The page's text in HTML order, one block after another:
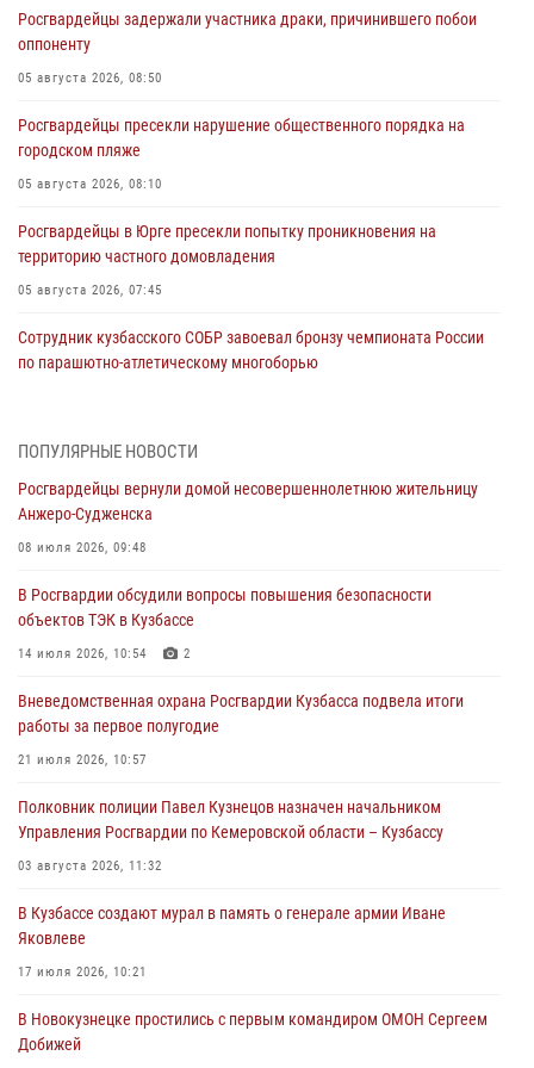
Росгвардейцы задержали участника драки, причинившего побои
оппоненту
05 августа 2026, 08:50
Росгвардейцы пресекли нарушение общественного порядка на
городском пляже
05 августа 2026, 08:10
Росгвардейцы в Юрге пресекли попытку проникновения на
территорию частного домовладения
05 августа 2026, 07:45
Сотрудник кузбасского СОБР завоевал бронзу чемпионата России
по парашютно-атлетическому многоборью
Кузбассовцы высоко оценили качество предоставления
04 августа 2026, 09:42
Росгвардейцы помогли разыскать троих юных путешественников из
04 августа 2026, 08:42
Росгвардейцы задержали нарушителя общественного порядка в
04 августа 2026, 07:41
Кемеровские росгвардейцы пресекли попытку хищения товара
04 августа 2026, 06:32
ПОПУЛЯРНЫЕ НОВОСТИ
Росгвардейцы вернули домой несовершеннолетнюю жительницу
Анжеро-Судженска
08 июля 2026, 09:48
В Росгвардии обсудили вопросы повышения безопасности
объектов ТЭК в Кузбассе
14 июля 2026, 10:54 2
Вневедомственная охрана Росгвардии Кузбасса подвела итоги
работы за первое полугодие
21 июля 2026, 10:57
Полковник полиции Павел Кузнецов назначен начальником
Управления Росгвардии по Кемеровской области – Кузбассу
03 августа 2026, 11:32
В Кузбассе создают мурал в память о генерале армии Иване
Яковлеве
17 июля 2026, 10:21
В Новокузнецке простились с первым командиром ОМОН Сергеем
Добижей